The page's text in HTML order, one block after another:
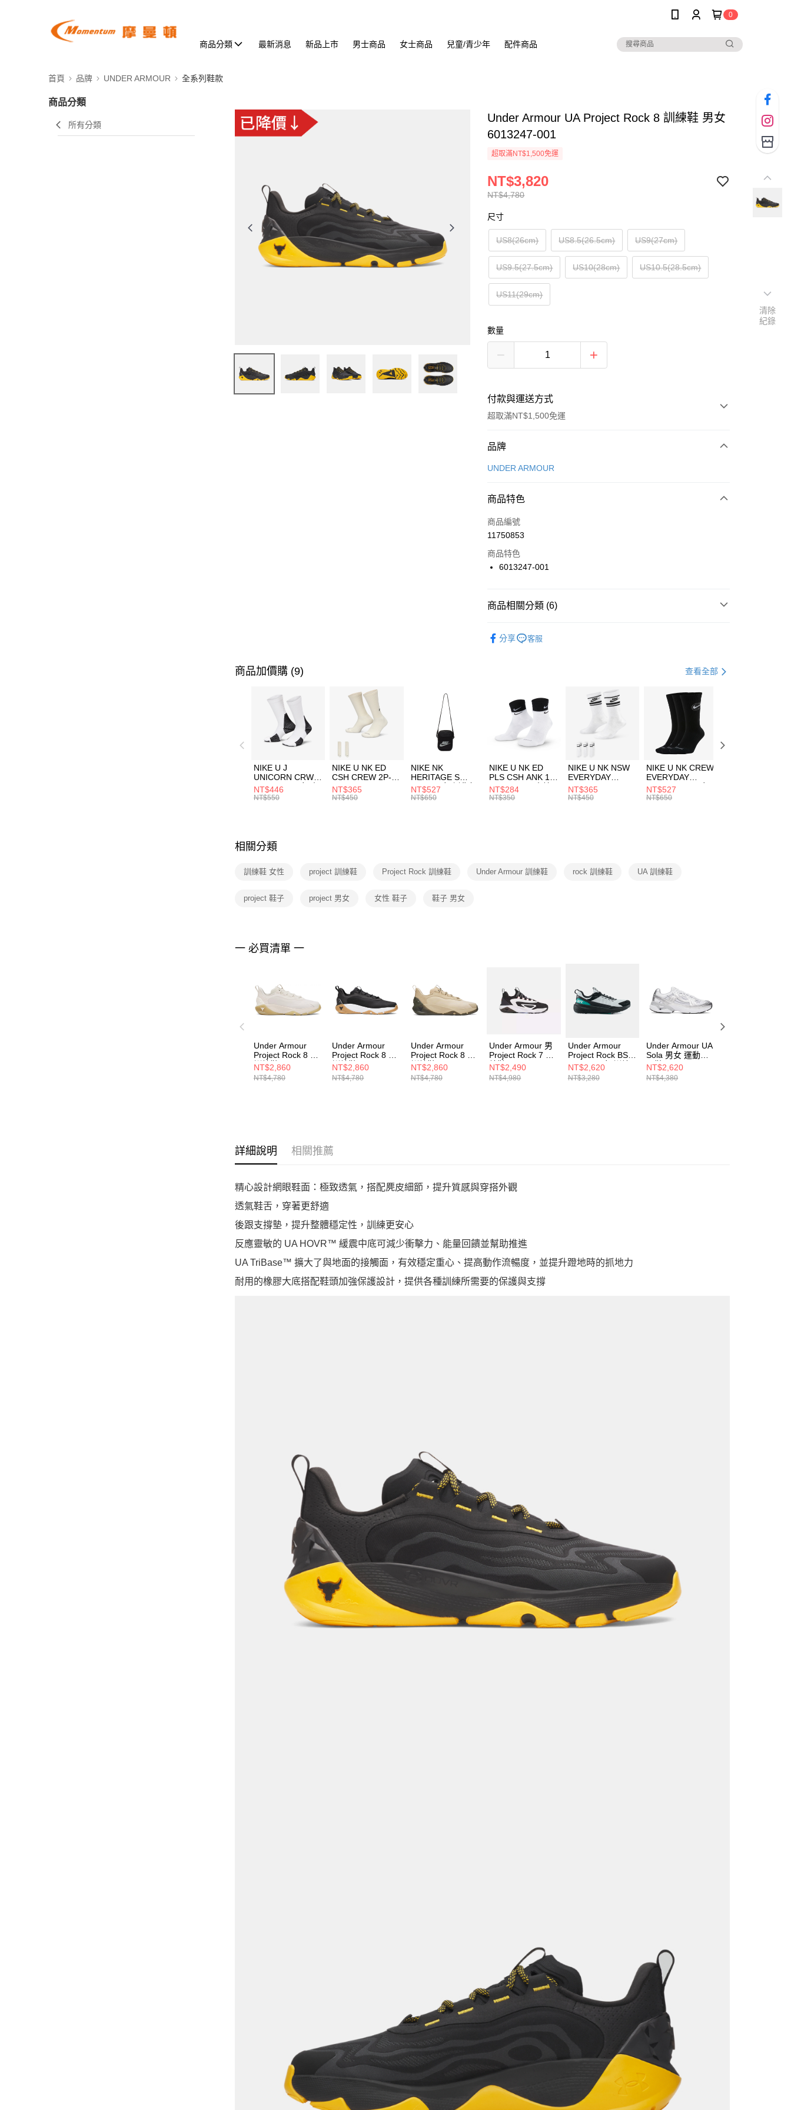
0
商品分類 最新消息 新品上市 男士商品 女士商品 兒童/青少年 配件商品
首頁 品牌 UNDER ARMOUR 全系列鞋款
商品分類
所有分類
Under Armour UA Project Rock 8 訓練鞋 男女
6013247-001
超取滿NT$1,500免運
NT$4,780
NT$3,820
尺寸
US8(26cm) US8.5(26.5cm) US9(27cm)
US9.5(27.5cm) US10(28cm) US10.5(28.5cm)
US11(29cm)
數量
付款與運送方式
超取滿NT$1,500免運
付款方式
信用卡一次付款
合作金庫商業銀行
華南商業銀行
上海商業儲蓄銀行
國泰世華商業銀行
聯邦商業銀行
台新國際商業銀行
LINE Pay
Apple Pay
【關於「AFTEE先享後付」】
３．安心：先確認商品／服務後，再付款。
【「AFTEE先享後付」結帳流程】
１．於結帳方式選擇「AFTEE先享後付」後，將跳轉至「AFTEE先享後
付」結帳頁面，進行簡訊認證並確認金額後，即可完成結帳。
２．訂單成立數日內，您將收到繳費通知簡訊。
３．收到繳費通知簡訊後14天內，點擊此簡訊中的連結，可透過四大超商
／ATM／網路銀行／等多元方式進行付款，方視為交易完成。
※ 請注意：結帳手續完成當下不需立刻繳費，但若您需要取消訂單，請聯
絡購買商品的店家。未經商家同意取消之訂單仍視為有效，需透過AFTEE
先享後付繳納相關費用。
１．透過由恩沛科技股份有限公司提供之「AFTEE先享後付」服務完成之
交易，需依本服務之必要範圍內提供個人資料，並將交易相關給付款項請
形，恩沛科技股份有限公司將有權停止該用戶之使用額度並採取法律行
動。
每筆NT$100，滿NT$1,500(含以上)免運費
每筆NT$100，滿NT$1,500(含以上)免運費
付款後門市自取
每筆NT$100，滿NT$1,500(含以上)免運費
品牌
UNDER ARMOUR
商品特色
商品編號
11750853
商品特色
6013247-001
商品相關分類 (6)
限時降價專區⬇
促銷活動 兒童/青少年｜鞋服6折起
分享 客服
商品加價購 (9) 查看全部
NIKE U J
UNICORN CRW
1PR -160 男女 中
統襪 FZ3393100
NT$446
NT$550
NIKE U NK ED
CSH CREW 2P-
144 EMBRDY 男
女 短統襪
NT$365
NT$450
NIKE NK
HERITAGE S
SMIT 男女 側背包
BA5871010
NT$527
NT$650
NIKE U NK ED
PLS CSH ANK 1P
144 DBL 男 中統
襪 DH4058104
NT$284
NT$350
NIKE U NK NSW
EVERYDAY
ESSENTIAL CR
男女 短統襪
NT$365
NT$450
NIKE U NK CREW
EVERYDAY
BBALL 3PR 男女
長統襪
NT$527
NT$650
相關分類
訓練鞋 女性 project 訓練鞋 Project Rock 訓練鞋 Under Armour 訓練鞋 rock 訓練鞋 UA 訓練鞋
project 鞋子 project 男女 女性 鞋子 鞋子 男女
一 必買清單 一
Under Armour
Project Rock 8 女
訓練鞋 6000756-
279
NT$2,860
NT$4,780
Under Armour
Project Rock 8 男
訓練鞋 6000852-
001
NT$2,860
NT$4,780
Under Armour
Project Rock 8 男
訓練鞋 6000852-
234
NT$2,860
NT$4,780
Under Armour 男
Project Rock 7 訓
練鞋 3027600-004
NT$2,490
NT$4,980
Under Armour
Project Rock BSR
5 UFC 男女 訓練
鞋 3028283-102
NT$2,620
NT$3,280
Under Armour UA
Sola 男女 運動休
閒鞋 6005284-100
NT$2,620
NT$4,380
詳細說明 相關推薦
精心設計網眼鞋面：極致透氣，搭配麂皮細節，提升質感與穿搭外觀
透氣鞋舌，穿著更舒適
後跟支撐墊，提升整體穩定性，訓練更安心
反應靈敏的 UA HOVR™ 緩震中底可減少衝擊力、能量回饋並幫助推進
UA TriBase™ 擴大了與地面的接觸面，有效穩定重心、提高動作流暢度，並提升蹬地時的抓地力
耐用的橡膠大底搭配鞋頭加強保護設計，提供各種訓練所需要的保護與支撐
清除
紀錄